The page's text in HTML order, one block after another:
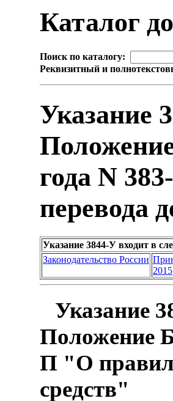
Каталог
Поиск по каталогу:
Реквизитный и
Указание
года N
перевода
Указание 3844-У входит в
Законодательство России
2015
Указание
Положение
П "О
средств"